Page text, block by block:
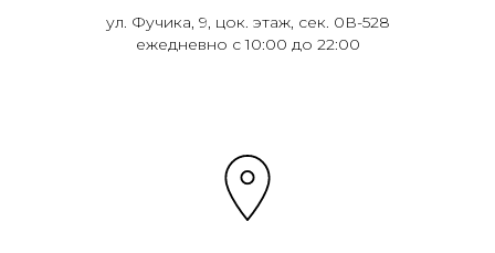
ул. Фучика, 9, цок. этаж, сек. 0В-528
ежедневно с 10:00 до 22:00